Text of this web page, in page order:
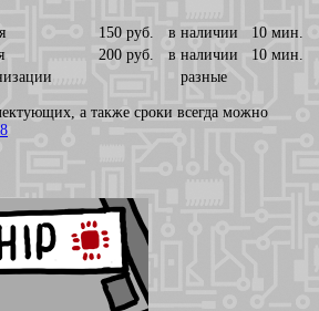
150 руб. в наличии
10 мин.
200 руб. в наличии
10 мин.
разные
а также сроки всегда можно